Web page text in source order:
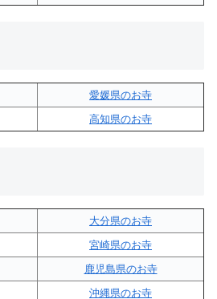
愛媛県のお寺
高知県のお寺
大分県のお寺
宮崎県のお寺
鹿児島県のお寺
沖縄県のお寺